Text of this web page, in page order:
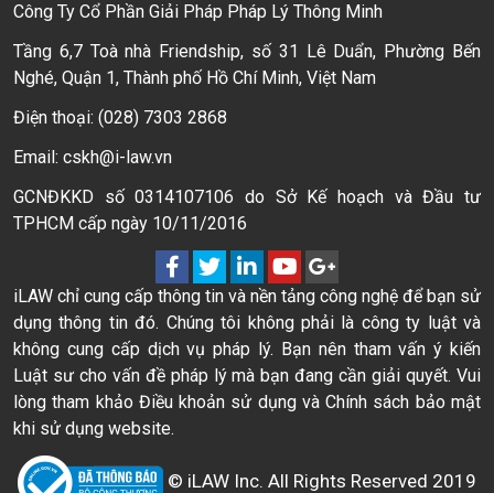
Công Ty Cổ Phần Giải Pháp Pháp Lý Thông Minh
Tầng 6,7 Toà nhà Friendship, số 31 Lê Duẩn, Phường Bến
Nghé, Quận 1, Thành phố Hồ Chí Minh, Việt Nam
Điện thoại: (028) 7303 2868
Email: cskh@i-law.vn
GCNĐKKD số 0314107106 do Sở Kế hoạch và Đầu tư
TPHCM cấp ngày 10/11/2016
iLAW chỉ cung cấp thông tin và nền tảng công nghệ để bạn sử
dụng thông tin đó. Chúng tôi không phải là công ty luật và
không cung cấp dịch vụ pháp lý. Bạn nên tham vấn ý kiến
Luật sư cho vấn đề pháp lý mà bạn đang cần giải quyết. Vui
lòng tham khảo Điều khoản sử dụng và Chính sách bảo mật
khi sử dụng website.
© iLAW Inc. All Rights Reserved 2019